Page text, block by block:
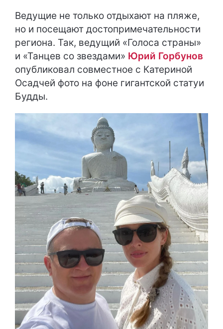
Ведущие не только отдыхают на пляже,
но и посещают достопримечательности
региона. Так, ведущий «Голоса страны»
и «Танцев со звездами» Юрий Горбунов
опубликовал совместное с Катериной
Осадчей фото на фоне гигантской статуи
Будды.